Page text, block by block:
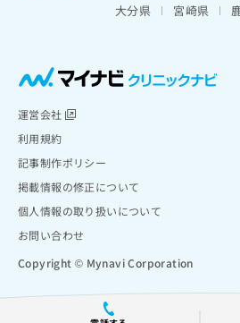
大分県
宮崎県
運営会社
利用規約
記事制作ポリシー
掲載情報の修正について
個人情報の取り扱いについて
お問い合わせ
Copyright © Mynavi Corporation